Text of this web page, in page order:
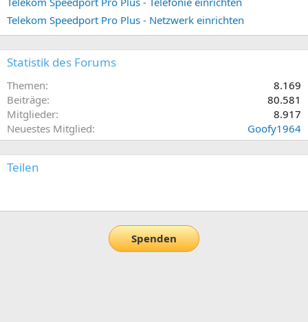
Telekom Speedport Pro Plus - Netzwerk einrichten
Statistik des Forums
Themen
8.169
Beiträge
80.581
Mitglieder
8.917
Neuestes Mitglied
Goofy1964
Teilen
Spenden